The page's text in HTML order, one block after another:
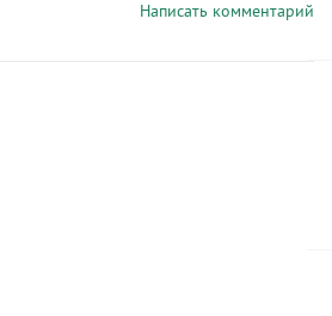
Написать комментарий